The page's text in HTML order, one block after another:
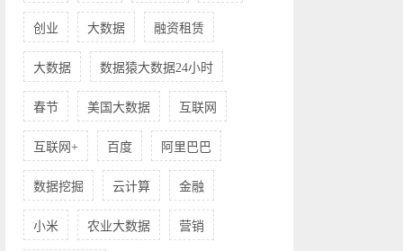
创业 大数据 融资租赁
大数据 数据猿大数据24小时
春节 美国大数据 互联网
互联网+ 百度 阿里巴巴
数据挖掘 云计算 金融
小米 农业大数据 营销